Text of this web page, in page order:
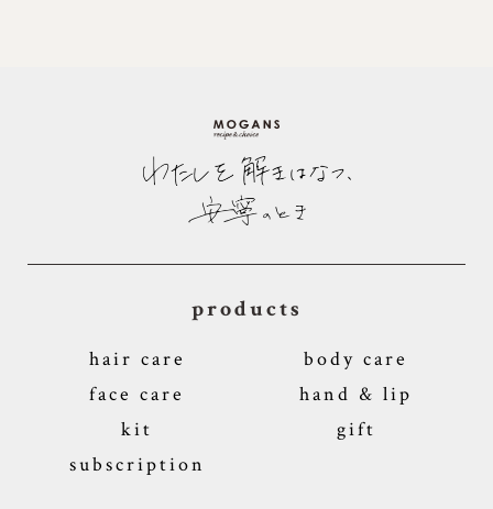
products
hair care
body care
face care
hand & lip
kit
gift
subscription